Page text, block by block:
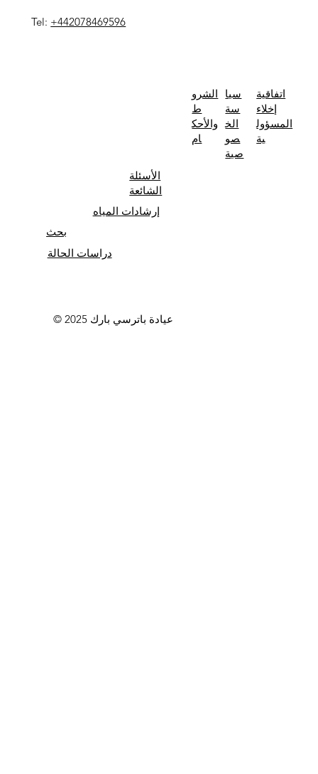
Tel: +442078469596
© 2025 عيادة باترسي بارك
الأسئلة
الشائعة
إرشادات المياه
بحث
دراسات الحالة
الشرو
ط
والأحك
ام
سيا
سة
الخ
صو
صية
اتفاقية
إخلاء
المسؤول
ية